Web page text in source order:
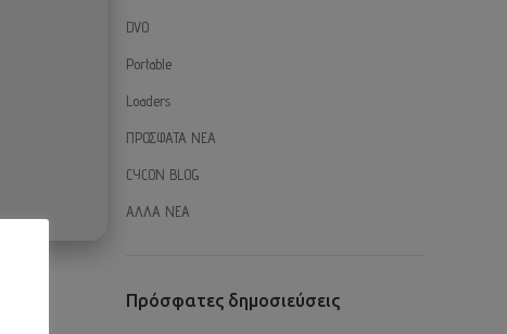
DVO
Portable
Loaders
ΠΡΟΣΦΑΤΑ ΝΕΑ
CYCON BLOG
ΑΛΛΑ ΝΕΑ
Πρόσφατες δημοσιεύσεις